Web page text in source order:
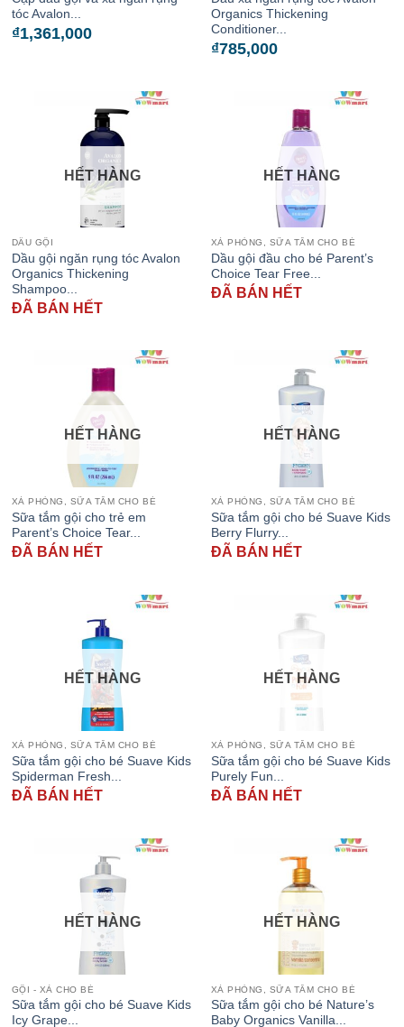
tóc Avalon...
₫1,361,000
Organics Thickening
Conditioner...
₫785,000
HẾT HÀNG
DẦU GỘI
Dầu gội ngăn rụng tóc Avalon
Organics Thickening
Shampoo...
ĐÃ BÁN HẾT
HẾT HÀNG
XÀ PHÒNG, SỮA TẮM CHO BÉ
Dầu gội đầu cho bé Parent’s
Choice Tear Free...
ĐÃ BÁN HẾT
HẾT HÀNG
XÀ PHÒNG, SỮA TẮM CHO BÉ
Sữa tắm gội cho trẻ em
Parent’s Choice Tear...
ĐÃ BÁN HẾT
HẾT HÀNG
XÀ PHÒNG, SỮA TẮM CHO BÉ
Sữa tắm gội cho bé Suave Kids
Berry Flurry...
ĐÃ BÁN HẾT
HẾT HÀNG
XÀ PHÒNG, SỮA TẮM CHO BÉ
Sữa tắm gội cho bé Suave Kids
Spiderman Fresh...
ĐÃ BÁN HẾT
HẾT HÀNG
XÀ PHÒNG, SỮA TẮM CHO BÉ
Sữa tắm gội cho bé Suave Kids
Purely Fun...
ĐÃ BÁN HẾT
HẾT HÀNG
GỘI - XẢ CHO BÉ
Sữa tắm gội cho bé Suave Kids
Icy Grape...
HẾT HÀNG
XÀ PHÒNG, SỮA TẮM CHO BÉ
Sữa tắm gội cho bé Nature’s
Baby Organics Vanilla...